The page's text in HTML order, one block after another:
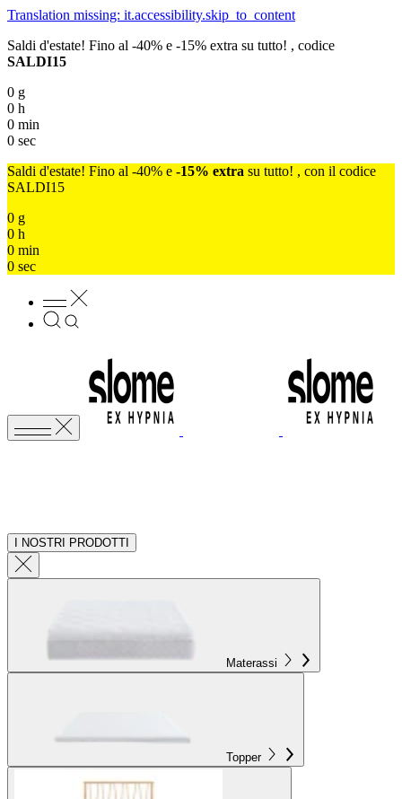
Translation missing: it.accessibility.skip_to_content
Saldi d'estate! Fino al -40% e -15% extra su tutto! , codice
SALDI15
0 g
0 h
0 min
0 sec
Saldi d'estate! Fino al -40% e -15% extra su tutto! , con il codice
SALDI15
0 g
0 h
0 min
0 sec
I NOSTRI PRODOTTI
Materassi
Topper